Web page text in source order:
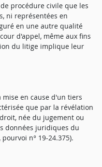
procédure civile que les
ni représentées en
en une autre qualité
d'appel, même aux fins
du litige implique leur
en cause d'un tiers
que par la révélation
née du jugement ou
données juridiques du
n° 19-24.375).